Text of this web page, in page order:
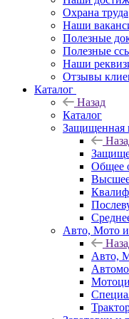
Охрана труда
Наши
Полезные
Полезные
Наши
Отзывы
Каталог
Назад
Каталог
Защищенная
Общее
Авто, Мото
Авто,